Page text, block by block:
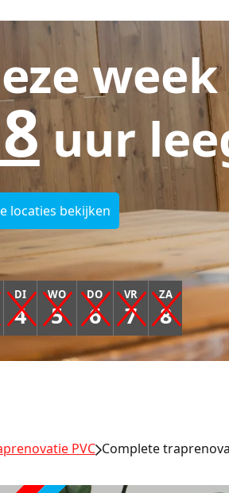
uur
locaties bekijken
DI
4
WO
5
DO
6
VR
7
ZA
8
PVC Complete